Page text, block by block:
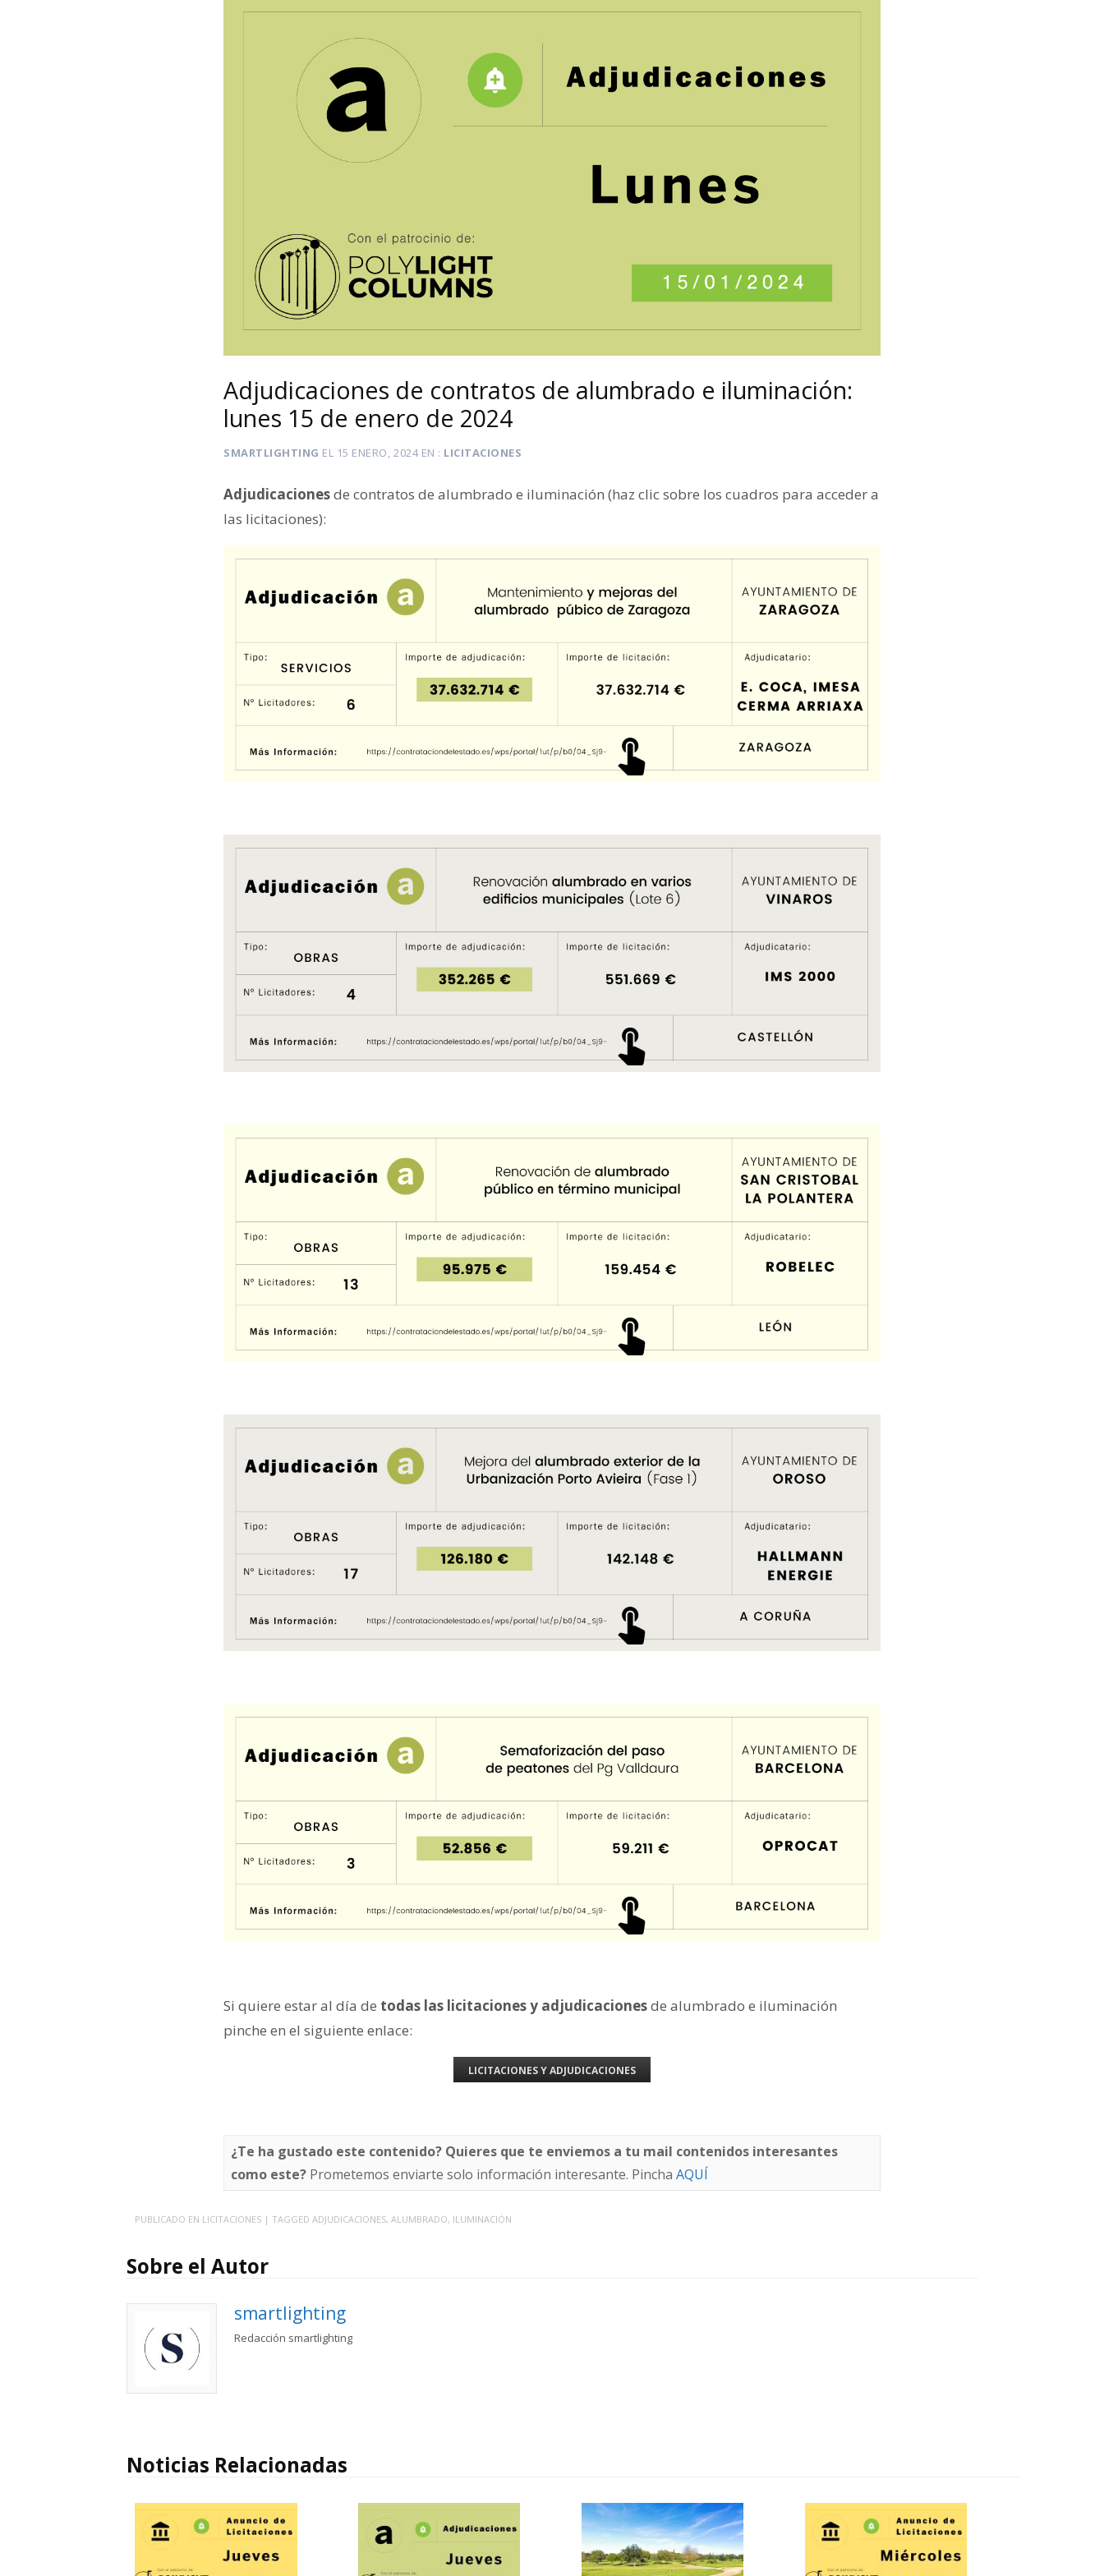
Adjudicaciones de contratos de alumbrado e iluminación:
lunes 15 de enero de 2024
SMARTLIGHTING EL 15 ENERO, 2024EN LICITACIONES
Adjudicacionesde contratos de alumbrado e iluminación (haz clic sobre los cuadros para acceder a
las licitaciones):
Si quiere estar al día de todas las licitaciones y adjudicacionesde alumbrado e iluminación
pinche en el siguiente enlace:
LICITACIONES Y ADJUDICACIONES
¿Te ha gustado este contenido? Quieres que te enviemos a tu mail contenidos interesantes
como este? Prometemos enviarte solo información interesante. Pincha AQUÍ
PUBLICADO EN LICITACIONES | TAGGED ADJUDICACIONES, ALUMBRADO, ILUMINACIÓN
Sobre el Autor
smartlighting
Redacción smartlighting
Noticias Relacionadas